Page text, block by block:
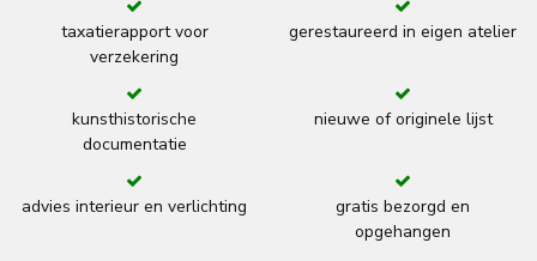
taxatierapport voor
verzekering
gerestaureerd in eigen atelier
kunsthistorische
documentatie
nieuwe of originele lijst
advies interieur en verlichting
gratis bezorgd en
opgehangen